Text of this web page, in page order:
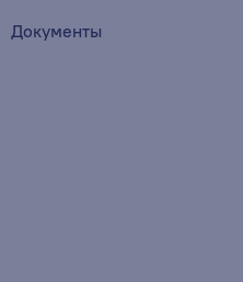
Документы